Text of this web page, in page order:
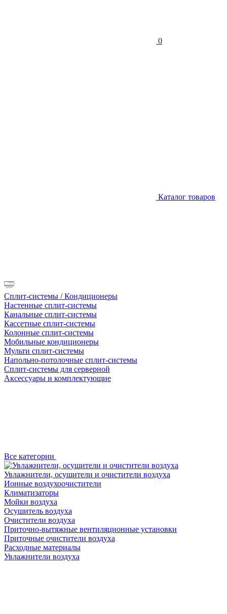
0
Каталог товаров
Сплит-системы / Кондиционеры
Настенные сплит-системы
Канальные сплит-системы
Кассетные сплит-системы
Колонные сплит-системы
Мобильные кондиционеры
Мульти сплит-системы
Напольно-потолочные сплит-системы
Сплит-системы для серверной
Аксессуары и комплектующие
Все категории
Увлажнители, осушители и очистители воздуха
Ионные воздухоочистители
Климатизаторы
Мойки воздуха
Осушитель воздуха
Очистители воздуха
Приточно-вытяжные вентиляционные установки
Приточные очистители воздуха
Расходные материалы
Увлажнители воздуха